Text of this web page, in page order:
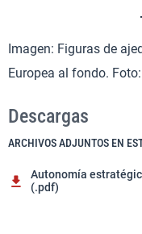
Imagen: Figuras de
Europea al fondo. Foto:
Descargas
ARCHIVOS ADJUNTOS EN
Autonomía
(.pdf)